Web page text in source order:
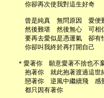
     你卻再次使我對這生好奇
曾是純真　無問原因　愛便
然後難堪　然後無心　可相
要再去愛似是憑運氣　卻有
     你卻叫我終於再打開自己
＊愛著你　願意愛著不捨也不
抱著你　就此抱著渡過這世
戀著你　逆風中繼續飛　感
     都只因有著你